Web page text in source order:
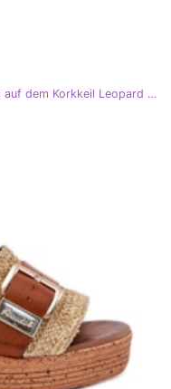
Zazoo 40289 Damen -Leder -Flip -Flops auf dem Korkkeil Leopard beige